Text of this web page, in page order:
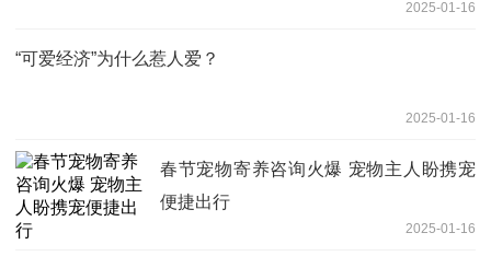
2025-01-16
“可爱经济”为什么惹人爱？
2025-01-16
春节宠物寄养咨询火爆 宠物主人盼携宠
便捷出行
2025-01-16